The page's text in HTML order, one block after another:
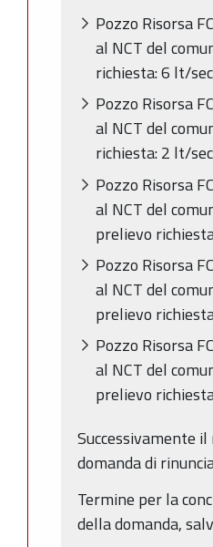
Pozzo Risorsa
al NCT del
richiesta: 6 lt/
Pozzo Risorsa
al NCT del
richiesta: 2 lt/
Pozzo Risorsa
al NCT del
prelievo
Pozzo Risorsa
al NCT del
prelievo
Pozzo Risorsa
al NCT del
prelievo
Successivamente
domanda di
Termine per la
della domanda,